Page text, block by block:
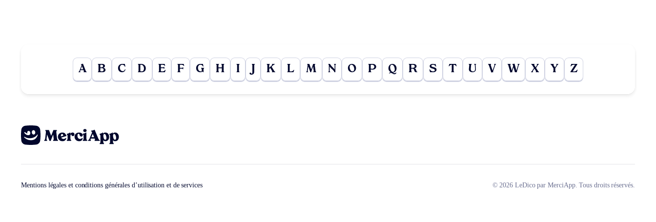
A B C D E F G H I K L M N O P Q R S T U V W X Y Z
Mentions légales et conditions générales d’utilisation et de services © 2026 LeDico par MerciApp. Tous droits réservés.